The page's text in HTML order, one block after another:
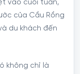
vào cuối tuần,
của Cầu Rồng
du khách đến
không chỉ là